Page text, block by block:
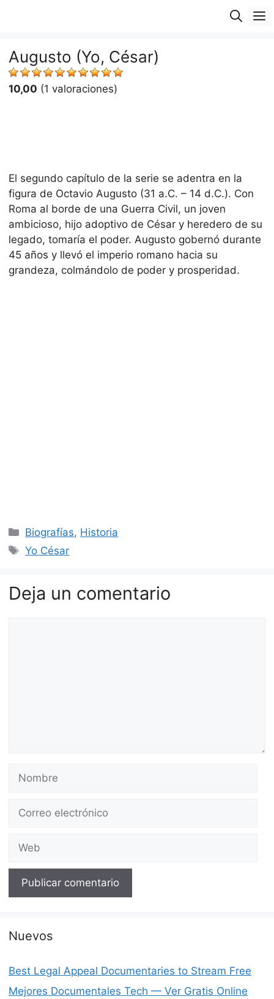
Augusto (Yo, César)
10,00 (1 valoraciones)
El segundo capítulo de la serie se adentra en la
figura de Octavio Augusto (31 a.C. – 14 d.C.). Con
Roma al borde de una Guerra Civil, un joven
ambicioso, hijo adoptivo de César y heredero de su
legado, tomaría el poder. Augusto gobernó durante
45 años y llevó el imperio romano hacia su
grandeza, colmándolo de poder y prosperidad.
Categorías
Biografías, Historia
Etiquetas
Yo César
Deja un comentario
electrónico
Nuevos
Best Legal Appeal Documentaries to Stream Free
Mejores Documentales Tech — Ver Gratis Online